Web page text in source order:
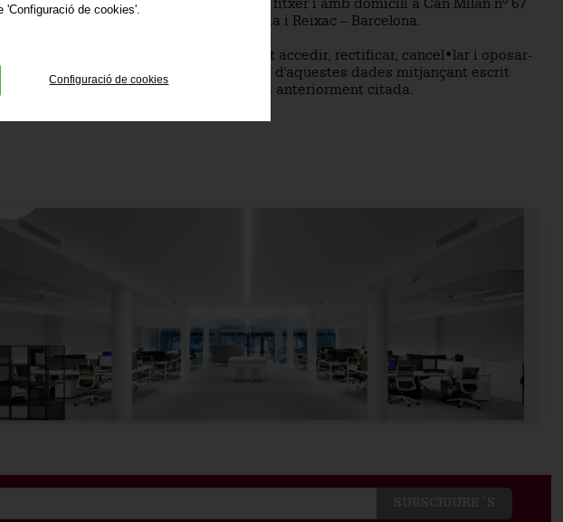
responsable del fitxer i amb domicili a Can Milan nº 67
08110 – Montcada i Reixac – Barcelona.
Si ho desitja, pot accedir, rectificar, cancel•lar i oposar-
se al tractament d'aquestes dades mitjançant escrit
dirigit a l'adreça anteriorment citada.
de cookies'.
Configuració de cookies